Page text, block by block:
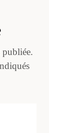
publiée.